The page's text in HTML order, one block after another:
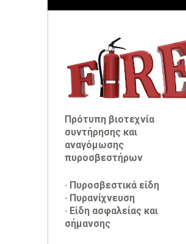
Πρότυπη βιοτεχνία
συντήρησης και
αναγόμωσης
πυροσβεστήρων
· Πυροσβεστικά είδη
· Πυρανίχνευση
· Είδη ασφαλείας και
σήμανσης